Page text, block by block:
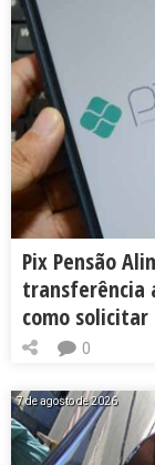
Pix Pensão
transferência
como solicitar
0
7 de agosto de 2026